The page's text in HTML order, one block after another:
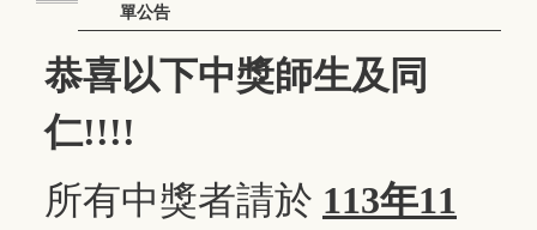
單公告
恭喜以下中獎師生及同
仁!!!!
所有中獎者請於 113年11